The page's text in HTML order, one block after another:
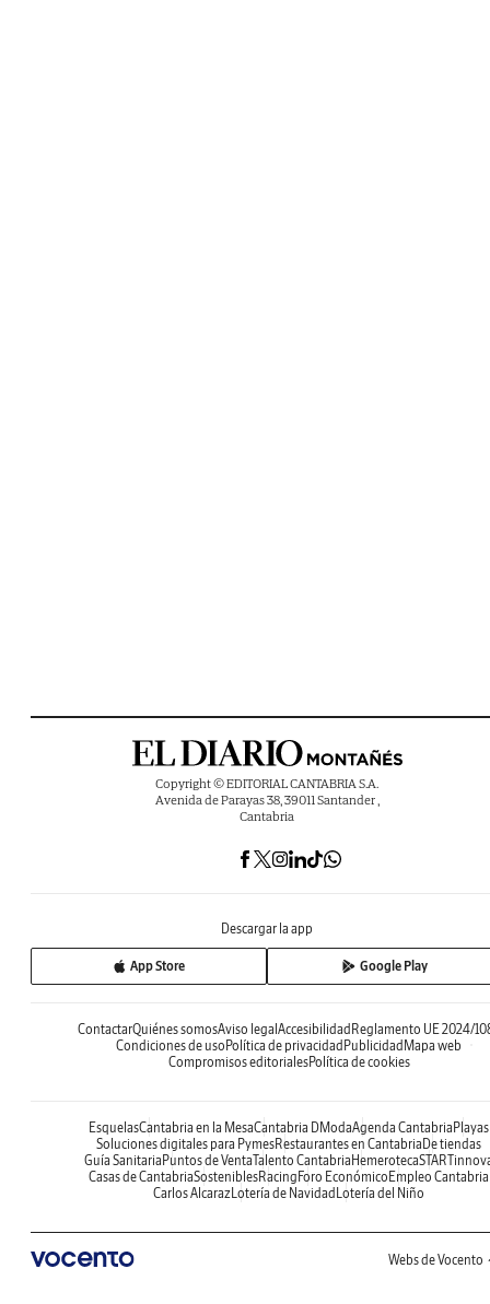
Copyright © EDITORIAL CANTABRIA S.A.
Avenida de Parayas 38, 39011 Santander ,
Cantabria
Descargar la app
App Store Google Play
ContactarQuiénes somosAviso legalAccesibilidadReglamento UE 2024/
Condiciones de usoPolítica de privacidadPublicidadMapa web
Compromisos editorialesPolítica de cookies
EsquelasCantabria en la MesaCantabria DModaAgenda CantabriaPlayas
Soluciones digitales para PymesRestaurantes en CantabriaDe tiendas
Guía SanitariaPuntos de VentaTalento CantabriaHemeroteca
Casas de CantabriaSosteniblesRacingForo EconómicoEmpleo Cantabria
Carlos AlcarazLotería de NavidadLotería del Niño
Webs de Vocento